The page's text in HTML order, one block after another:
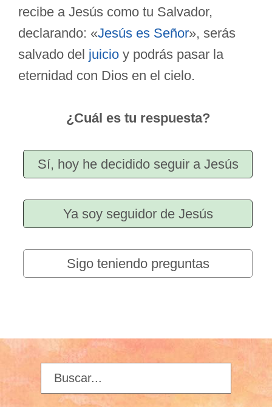
recibe a Jesús como tu Salvador,
declarando: «Jesús es Señor», serás
salvado del juicio y podrás pasar la
eternidad con Dios en el cielo.
¿Cuál es tu respuesta?
Sí, hoy he decidido seguir a Jesús
Ya soy seguidor de Jesús
Sigo teniendo preguntas